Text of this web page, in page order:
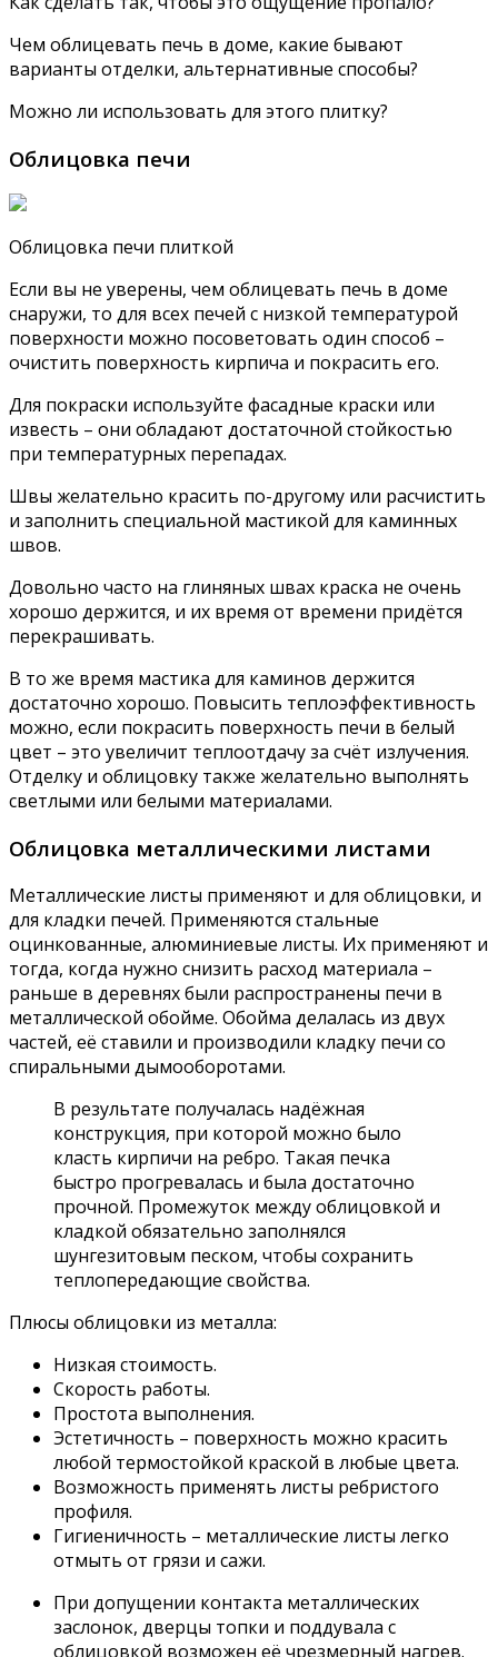
Чем облицевать печь в доме, какие бывают
варианты отделки, альтернативные способы?
Можно ли использовать для этого плитку?
Облицовка печи
Облицовка печи плиткой
Если вы не уверены, чем облицевать печь в доме
снаружи, то для всех печей с низкой температурой
поверхности можно посоветовать один способ –
очистить поверхность кирпича и покрасить его.
Для покраски используйте фасадные краски или
известь – они обладают достаточной стойкостью
при температурных перепадах.
Швы желательно красить по-другому или расчистить
и заполнить специальной мастикой для каминных
швов.
Довольно часто на глиняных швах краска не очень
хорошо держится, и их время от времени придётся
перекрашивать.
В то же время мастика для каминов держится
достаточно хорошо. Повысить теплоэффективность
можно, если покрасить поверхность печи в белый
цвет – это увеличит теплоотдачу за счёт излучения.
Отделку и облицовку также желательно выполнять
светлыми или белыми материалами.
Облицовка металлическими листами
Металлические листы применяют и для облицовки, и
для кладки печей. Применяются стальные
оцинкованные, алюминиевые листы. Их применяют и
тогда, когда нужно снизить расход материала –
раньше в деревнях были распространены печи в
металлической обойме. Обойма делалась из двух
частей, её ставили и производили кладку печи со
спиральными дымооборотами.
В результате получалась надёжная
конструкция, при которой можно было
класть кирпичи на ребро. Такая печка
быстро прогревалась и была достаточно
прочной. Промежуток между облицовкой и
кладкой обязательно заполнялся
шунгезитовым песком, чтобы сохранить
теплопередающие свойства.
Плюсы облицовки из металла:
Низкая стоимость.
Скорость работы.
Простота выполнения.
Эстетичность – поверхность можно красить
любой термостойкой краской в любые цвета.
Возможность применять листы ребристого
профиля.
Гигиеничность – металлические листы легко
отмыть от грязи и сажи.
При допущении контакта металлических
заслонок, дверцы топки и поддувала с
облицовкой возможен её чрезмерный нагрев.